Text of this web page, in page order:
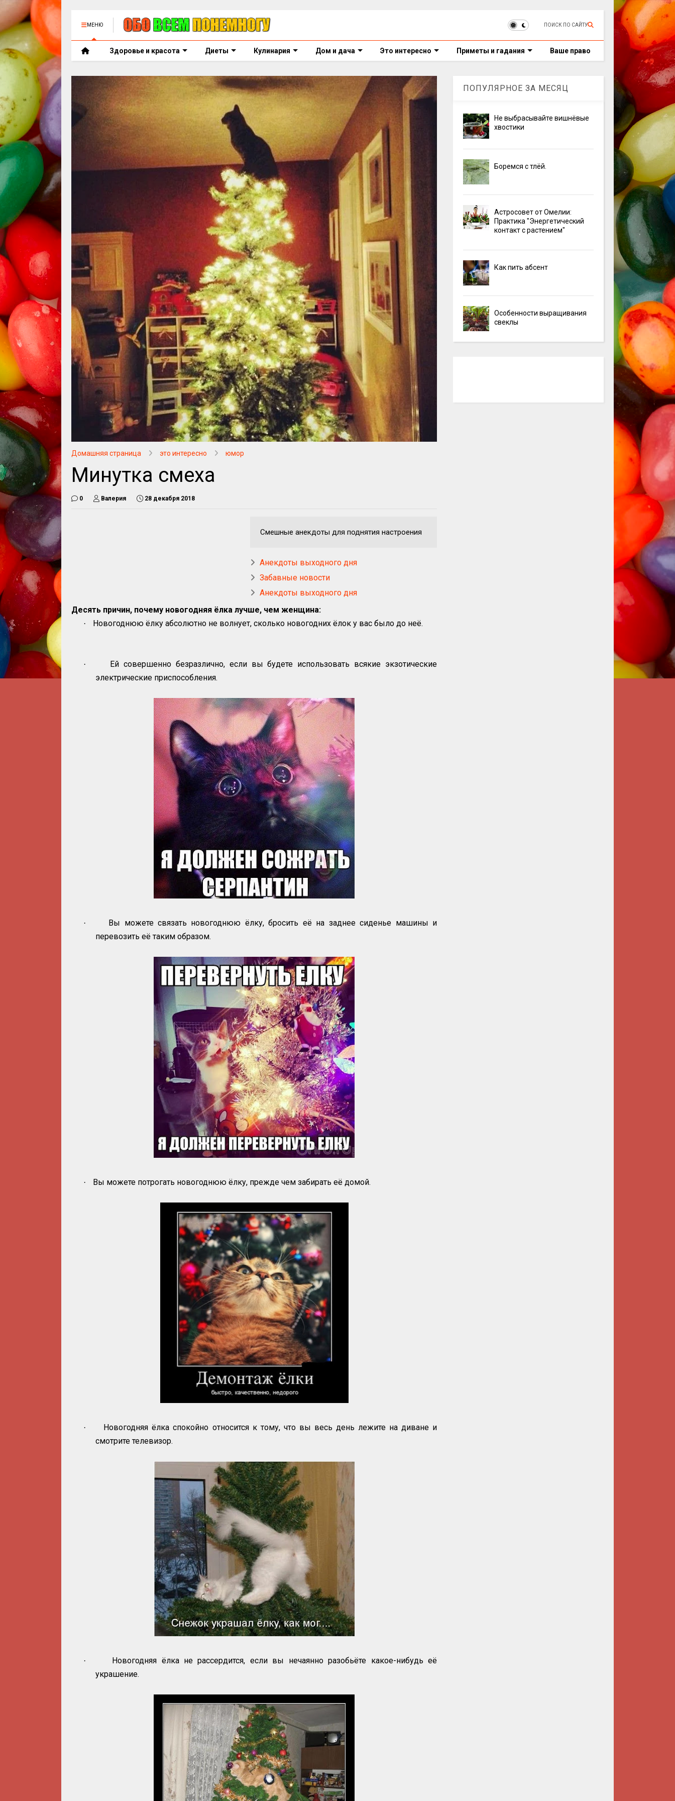
МЕНЮ ПОИСК ПО САЙТУ
Здоровье и красота Диеты Кулинария Дом и дача Это интересно Приметы и гадания Ваше право
Домашняя страница это интересно юмор
Минутка смеха
0 Валерия 28 декабря 2018
Смешные анекдоты для поднятия настроения
Анекдоты выходного дня
Забавные новости
Анекдоты выходного дня
Десять причин, почему новогодняя ёлка лучше, чем женщина:
· Новогоднюю ёлку абсолютно не волнует, сколько новогодних ёлок у вас было до неё.
·
Ей совершенно безразлично, если вы будете использовать всякие экзотические
электрические приспособления.
·
Вы можете связать новогоднюю ёлку, бросить её на заднее сиденье машины и
перевозить её таким образом.
· Вы можете потрогать новогоднюю ёлку, прежде чем забирать её домой.
·
Новогодняя ёлка спокойно относится к тому, что вы весь день лежите на диване и
смотрите телевизор.
·
Новогодняя ёлка не рассердится, если вы нечаянно разобьёте какое-нибудь её
украшение.
ПОПУЛЯРНОЕ ЗА МЕСЯЦ
Не выбрасывайте вишнёвые
хвостики
Боремся с тлёй.
Астросовет от Омелии:
Практика "Энергетический
контакт с растением"
Как пить абсент
Особенности выращивания
свеклы